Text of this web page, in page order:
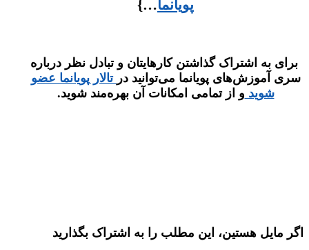
پویانما…}
برای به اشتراک گذاشتن کارهایتان و تبادل نظر درباره
سری آموزش‌های پویانما می‌توانید در تالار پویانما عضو
شوید و از تمامی امکانات آن بهره‌مند شوید.
اگر مایل هستین، این مطلب را به اشتراک بگذارید